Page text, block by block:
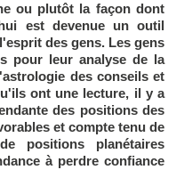
ou plutôt la façon dont
est devenue un outil
des gens. Les gens
pour leur analyse de la
des conseils et
ont une lecture, il y a
des positions des
et compte tenu de
positions planétaires
à perdre confiance